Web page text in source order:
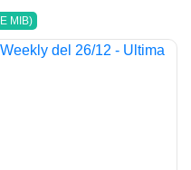
MIB)